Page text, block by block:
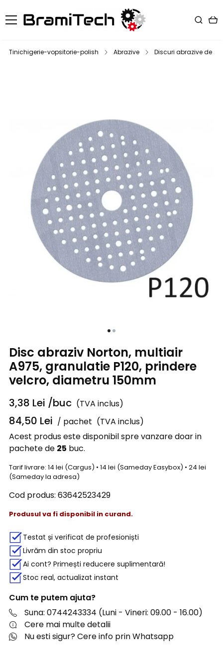
Tinichigerie-vopsitorie-polish Abrazive Discuri abrazive de
Disc abraziv Norton, multiair
A975, granulatie P120, prindere
velcro, diametru 150mm
3,38 Lei /buc (TVA inclus)
84,50 Lei / pachet (TVA inclus)
Acest produs este disponibil spre vanzare doar in
pachete de 25 buc.
Tarif livrare: 14 lei (Cargus) • 14 lei (Sameday Easybox) • 24 lei
(Sameday la adresa)
Cod produs: 63642523429
Produsul va fi disponibil in curand.
Testat și verificat de profesioniști
Livrăm din stoc propriu
Ai cont? Primești reducere suplimentară!
Stoc real, actualizat instant
Cum te putem ajuta?
Suna: 0744243334 (Luni - Vineri: 09.00 - 16.00)
Cere mai multe detalii
Nu esti sigur? Cere info prin Whatsapp